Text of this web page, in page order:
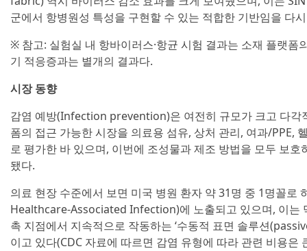
군에서 항병원성 특성을 구현할 수 있는 적합한 기반임을 다
※ 참고: 실험실 내 항바이러스·항균 시험 결과는 소재 플랫
기 적응증과는 별개의 결과다.
시장 동향
감염 예방(Infection prevention)은 여전히 규모가 크고 다각
폼의 접근 가능한 시장을 의료용 섬유, 상처 관리, 여과/PPE,
로 평가한 바 있으며, 이번에 조성물과 제조 방법을 모두 보
됐다.
의료 현장 수준에서 보면 미국 병원 환자 약 31명 중 1명꼴로
Healthcare-Associated Infection)에 노출되고 있으며, 이는
촉 지점에서 지속적으로 작동하는 ‘수동적 표면 솔루션
이고 있다(CDC 자료에 따르면 감염 유형에 따라 관련 비용은